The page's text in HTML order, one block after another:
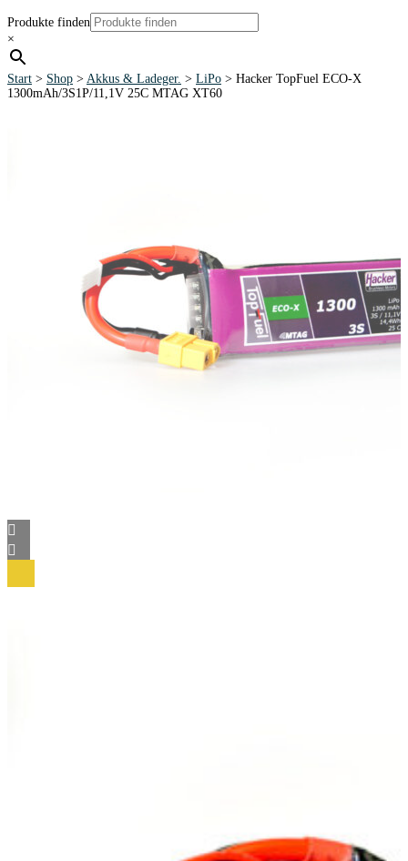
Produkte finden
×
Start > Shop > Akkus & Ladeger. > LiPo > Hacker TopFuel ECO-X
1300mAh/3S1P/11,1V 25C MTAG XT60